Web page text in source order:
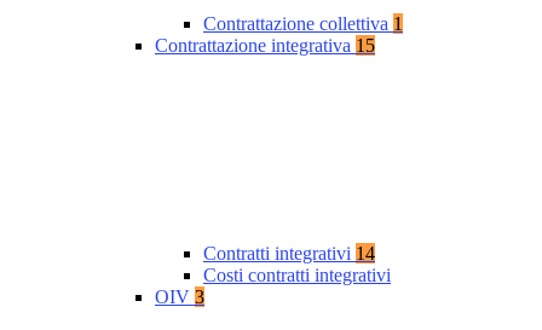
Contrattazione collettiva 1
Contrattazione integrativa 15
Contratti integrativi 14
Costi contratti integrativi
OIV 3